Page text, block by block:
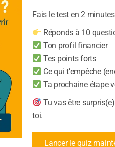
et gérez
vos
Fais le test en 2
Réponds à 10
Ton profil financier
Tes points forts
Ce qui t’empêche
Ta prochaine étape
Tu vas être
toi.
Lancer le quiz